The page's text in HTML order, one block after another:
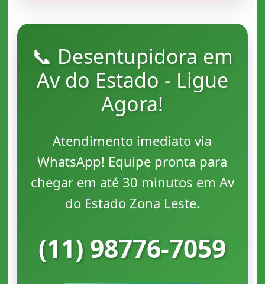
📞 Desentupidora em
Av do Estado - Ligue
Agora!
Atendimento imediato via
WhatsApp! Equipe pronta para
chegar em até 30 minutos em Av
do Estado Zona Leste.
(11) 98776-7059